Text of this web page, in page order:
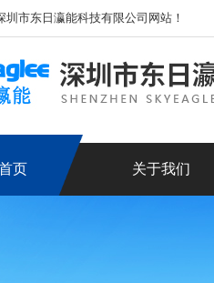
圳市东日瀛能科技有限公司网站！
页 关于我们